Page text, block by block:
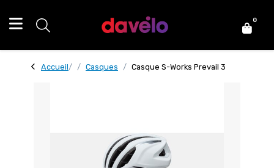
0
Accueil Casques Casque S-Works Prevail 3